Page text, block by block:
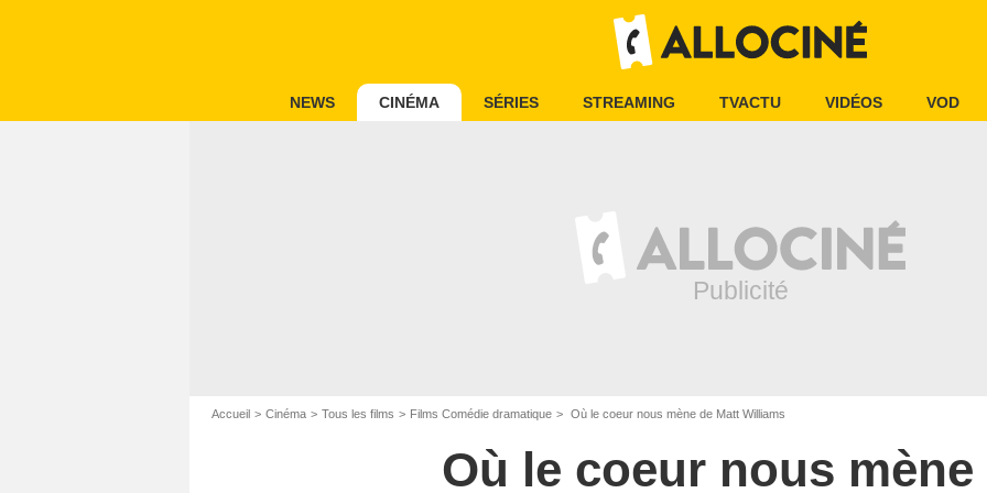
NEWS CINÉMA SÉRIES STREAMING TVACTU VIDÉOS VOD
Accueil Cinéma Tous les films Films Comédie dramatique Où le coeur nous mène de Matt Williams
Où le coeur nous mène